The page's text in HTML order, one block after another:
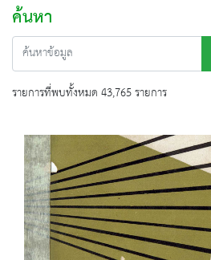
ค้นหา
รายการที่พบทั้งหมด 43,765 รายการ